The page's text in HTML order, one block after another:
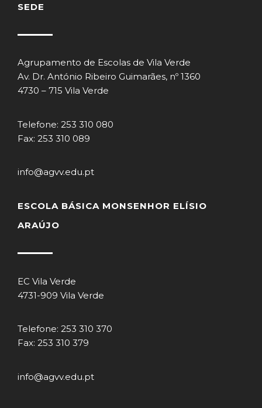
SEDE
Agrupamento de Escolas de Vila Verde
Av. Dr. António Ribeiro Guimarães, nº 1360
4730 – 715 Vila Verde
Telefone: 253 310 080
Fax: 253 310 089
info@agvv.edu.pt
ESCOLA BÁSICA MONSENHOR ELÍSIO
ARAÚJO
EC Vila Verde
4731-909 Vila Verde
Telefone: 253 310 370
Fax: 253 310 379
info@agvv.edu.pt